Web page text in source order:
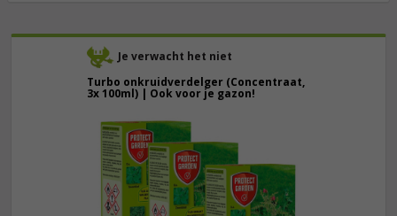
Je verwacht het niet
Turbo onkruidverdelger (Concentraat,
3x 100ml) | Ook voor je gazon!